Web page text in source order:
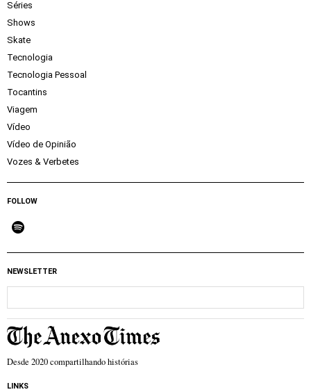
Séries
Shows
Skate
Tecnologia
Tecnologia Pessoal
Tocantins
Viagem
Vídeo
Vídeo de Opinião
Vozes & Verbetes
FOLLOW
NEWSLETTER
Desde 2020 compartilhando histórias
LINKS